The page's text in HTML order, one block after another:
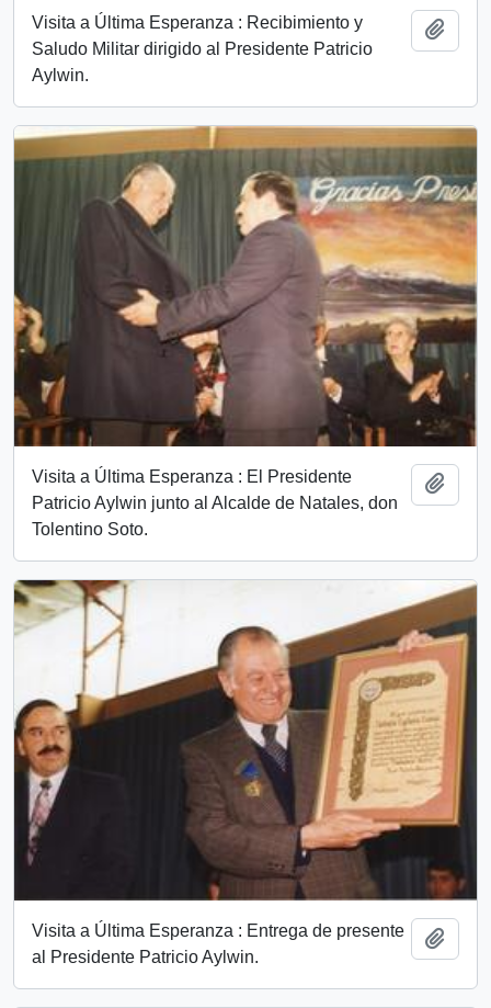
Visita a Última Esperanza : Recibimiento y
Saludo Militar dirigido al Presidente Patricio
Aylwin.
Visita a Última Esperanza : El Presidente
Patricio Aylwin junto al Alcalde de Natales, don
Tolentino Soto.
Visita a Última Esperanza : Entrega de presente
al Presidente Patricio Aylwin.